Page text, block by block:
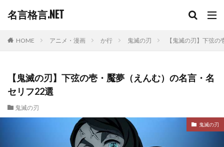
名言格言.NET
HOME アニメ・漫画 か行 鬼滅の刃 【鬼滅の刃】下弦
【鬼滅の刃】下弦の壱・魘夢（えんむ）の名言・名
セリフ22選
鬼滅の刃
鬼滅の刃